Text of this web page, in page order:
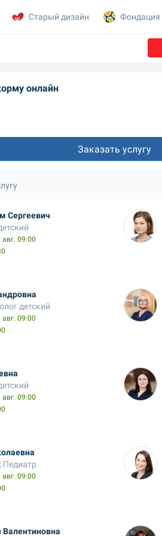
онлайн
Заказать услугу
Сергеевич
авг. 09:00
детский
авг. 09:00
авг. 09:00
Педиатр
авг. 09:00
Валентиновна
Старый дизайн Фондация